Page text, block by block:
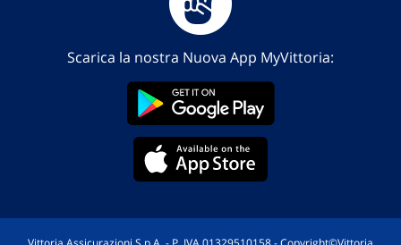
Scarica la nostra Nuova App MyVittoria:
Vittoria Assicurazioni S.p.A. - P. IVA 01329510158 - Copyright©Vittoria